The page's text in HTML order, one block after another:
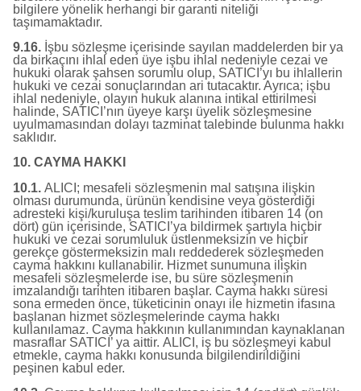
bilgilere yönelik herhangi bir garanti niteliği
taşımamaktadır.
9.16. İşbu sözleşme içerisinde sayılan maddelerden bir ya
da birkaçını ihlal eden üye işbu ihlal nedeniyle cezai ve
hukuki olarak şahsen sorumlu olup, SATICI’yı bu ihlallerin
hukuki ve cezai sonuçlarından ari tutacaktır. Ayrıca; işbu
ihlal nedeniyle, olayın hukuk alanına intikal ettirilmesi
halinde, SATICI’nın üyeye karşı üyelik sözleşmesine
uyulmamasından dolayı tazminat talebinde bulunma hakkı
saklıdır.
10. CAYMA HAKKI
10.1. ALICI; mesafeli sözleşmenin mal satışına ilişkin
olması durumunda, ürünün kendisine veya gösterdiği
adresteki kişi/kuruluşa teslim tarihinden itibaren 14 (on
dört) gün içerisinde, SATICI’ya bildirmek şartıyla hiçbir
hukuki ve cezai sorumluluk üstlenmeksizin ve hiçbir
gerekçe göstermeksizin malı reddederek sözleşmeden
cayma hakkını kullanabilir. Hizmet sunumuna ilişkin
mesafeli sözleşmelerde ise, bu süre sözleşmenin
imzalandığı tarihten itibaren başlar. Cayma hakkı süresi
sona ermeden önce, tüketicinin onayı ile hizmetin ifasına
başlanan hizmet sözleşmelerinde cayma hakkı
kullanılamaz. Cayma hakkının kullanımından kaynaklanan
masraflar SATICI’ ya aittir. ALICI, iş bu sözleşmeyi kabul
etmekle, cayma hakkı konusunda bilgilendirildiğini
peşinen kabul eder.